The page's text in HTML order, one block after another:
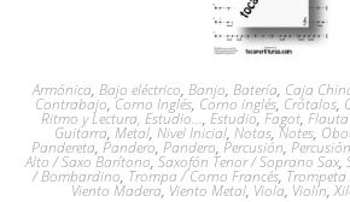
Armónica, Bajo eléctrico, Banjo, Batería, Caja
Contrabajo,Corno Inglés, Corno inglés, Crótalos,
Ritmo y Lectura, Estudio..., Estudio, Fagot,
Guitarra, Metal, Nivel Inicial, Notas, Notes,
Pandereta, Pandero, Pandero, Percusión,
Alto / Saxo Barítono,Saxofón Tenor / Soprano Sax,
/ Bombardino, Trompa / Corno Francés,
Viento Madera, Viento Metal, Viola, Violín,